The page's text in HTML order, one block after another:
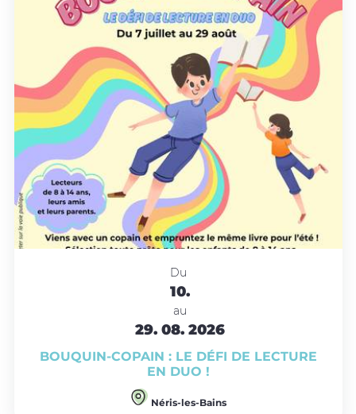
Du
10.
au
29. 08. 2026
BOUQUIN-COPAIN : LE DÉFI DE LECTURE
EN DUO !
Néris-les-Bains